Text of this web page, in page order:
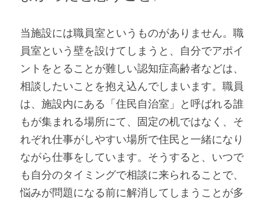
当施設には職員室というものがありません。職
員室という壁を設けてしまうと、自分でアポイ
ントをとることが難しい認知症高齢者などは、
相談したいことを抱え込んでしまいます。職員
は、施設内にある「住民自治室」と呼ばれる誰
もが集まれる場所にて、固定の机ではなく、そ
れぞれ仕事がしやすい場所で住民と一緒になり
ながら仕事をしています。そうすると、いつで
も自分のタイミングで相談に来られることで、
悩みが問題になる前に解消してしまうことが多